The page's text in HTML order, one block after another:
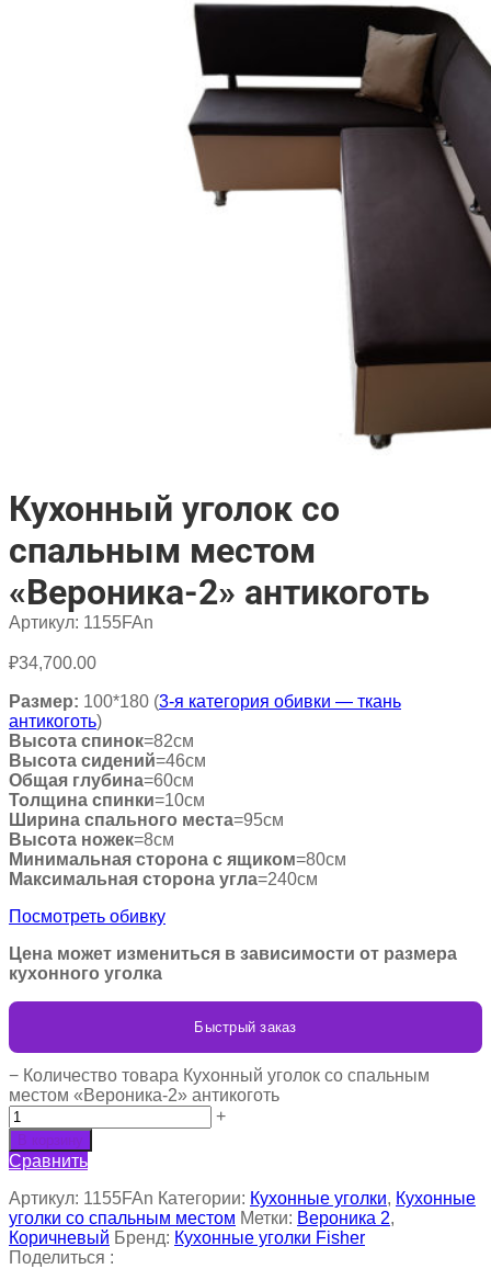
Кухонный уголок со
спальным местом
«Вероника-2» антикоготь
Артикул: 1155FAn
₽34,700.00
Размер: 100*180 (3-я категория обивки — ткань
антикоготь)
Высота спинок=82см
Высота сидений=46см
Общая глубина=60см
Толщина спинки=10см
Ширина спального места=95см
Высота ножек=8см
Минимальная сторона с ящиком=80см
Максимальная сторона угла=240см
Посмотреть обивку
Цена может измениться в зависимости от размера
кухонного уголка
Быстрый заказ
− Количество товара Кухонный уголок со спальным
местом «Вероника-2» антикоготь
+
В корзину
Сравнить
Артикул: 1155FAn Категории: Кухонные уголки, Кухонные
уголки со спальным местом Метки: Вероника 2,
Коричневый Бренд: Кухонные уголки Fisher
Поделиться :